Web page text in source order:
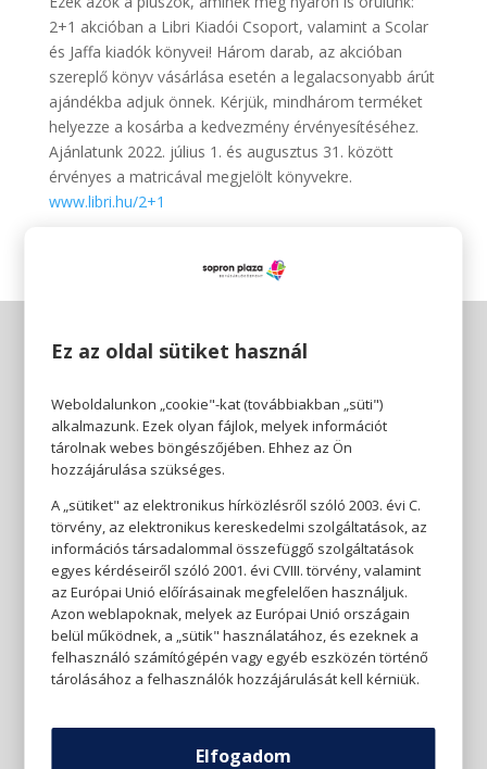
2+1 akcióban a Libri Kiadói Csoport, valamint a Scolar
és Jaffa kiadók könyvei! Három darab, az akcióban
szereplő könyv vásárlása esetén a legalacsonyabb árút
ajándékba adjuk önnek. Kérjük, mindhárom terméket
helyezze a kosárba a kedvezmény érvényesítéséhez.
Ajánlatunk 2022. július 1. és augusztus 31. között
érvényes a matricával megjelölt könyvekre.
www.libri.hu/2+1
Ez az oldal sütiket használ
Weboldalunkon „cookie"-kat (továbbiakban „süti")
alkalmazunk. Ezek olyan fájlok, melyek információt
tárolnak webes böngészőjében. Ehhez az Ön
hozzájárulása szükséges.
A „sütiket" az elektronikus hírközlésről szóló 2003. évi C.
törvény, az elektronikus kereskedelmi szolgáltatások, az
információs társadalommal összefüggő szolgáltatások
egyes kérdéseiről szóló 2001. évi CVIII. törvény, valamint
az Európai Unió előírásainak megfelelően használjuk.
Azon weblapoknak, melyek az Európai Unió országain
belül működnek, a „sütik" használatához, és ezeknek a
felhasználó számítógépén vagy egyéb eszközén történő
tárolásához a felhasználók hozzájárulását kell kérniük.
Elfogadom